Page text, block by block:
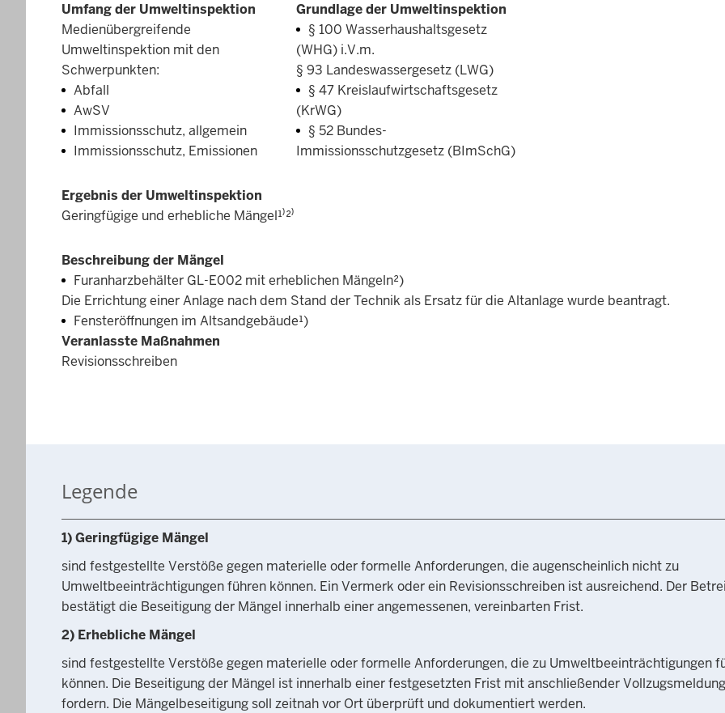
Umfang der Umweltinspektion
Medienübergreifende
Umweltinspektion mit den
Schwerpunkten:
Abfall
AwSV
Immissionsschutz, allgemein
Immissionsschutz, Emissionen
Grundlage der Umweltinspektion
§ 100 Wasserhaushaltsgesetz
(WHG) i.V.m.
§ 93 Landeswassergesetz (LWG)
§ 47 Kreislaufwirtschaftsgesetz
(KrWG)
§ 52 Bundes-
Immissionsschutzgesetz (BImSchG)
Ergebnis der Umweltinspektion
Geringfügige und erhebliche Mängel¹⁾²⁾
Beschreibung der Mängel
Furanharzbehälter GL-E002 mit erheblichen Mängeln²)
Die Errichtung einer Anlage nach dem Stand der Technik als Ersatz für die Altanlage wurde beantragt.
Fensteröffnungen im Altsandgebäude¹)
Veranlasste Maßnahmen
Revisionsschreiben
Legende
1) Geringfügige Mängel
sind festgestellte Verstöße gegen materielle oder formelle Anforderungen, die augenscheinlich nicht zu
Umweltbeeinträchtigungen führen können. Ein Vermerk oder ein Revisionsschreiben ist ausreichend. Der
bestätigt die Beseitigung der Mängel innerhalb einer angemessenen, vereinbarten Frist.
2) Erhebliche Mängel
sind festgestellte Verstöße gegen materielle oder formelle Anforderungen, die zu Umweltbeeinträchtigungen
können. Die Beseitigung der Mängel ist innerhalb einer festgesetzten Frist mit anschließender
fordern. Die Mängelbeseitigung soll zeitnah vor Ort überprüft und dokumentiert werden.